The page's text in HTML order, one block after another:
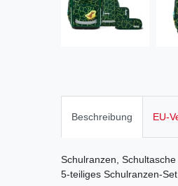
Beschreibung EU-
Schulranzen, Schultasche
5-teiliges Schulranzen-